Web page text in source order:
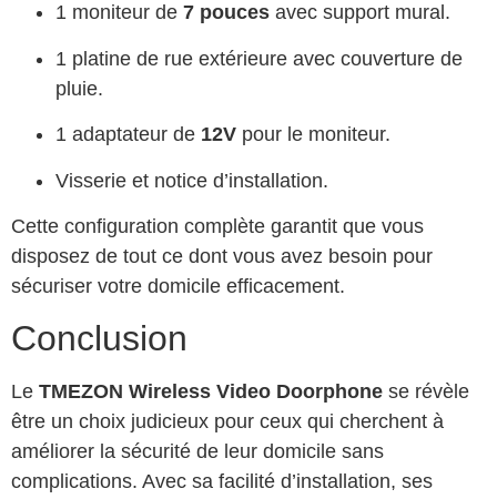
1 moniteur de 7 pouces avec support mural.
1 platine de rue extérieure avec couverture de
pluie.
1 adaptateur de 12V pour le moniteur.
Visserie et notice d’installation.
Cette configuration complète garantit que vous
disposez de tout ce dont vous avez besoin pour
sécuriser votre domicile efficacement.
Conclusion
Le TMEZON Wireless Video Doorphone se révèle
être un choix judicieux pour ceux qui cherchent à
améliorer la sécurité de leur domicile sans
complications. Avec sa facilité d’installation, ses